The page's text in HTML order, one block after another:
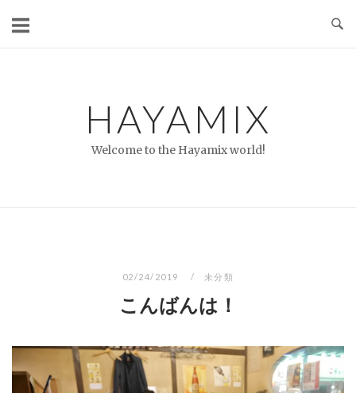
HAYAMIX
Welcome to the Hayamix world!
02/24/2019 未分類
こんばんは！